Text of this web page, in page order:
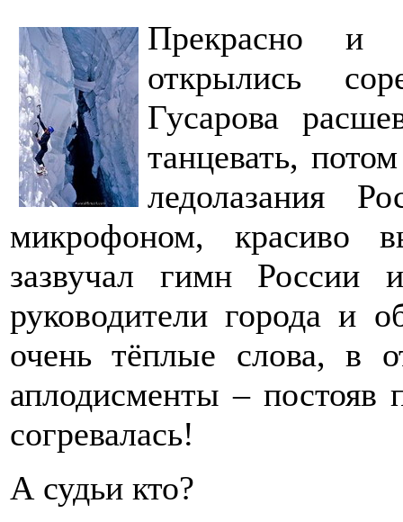
Прекрасно и
открылись
Гусарова
танцевать,
ледолазания
микрофоном, красиво
зазвучал гимн России
руководители города и
очень тёплые слова, в
аплодисменты –
согревалась!
А судьи кто?